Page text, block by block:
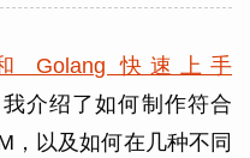
Golang 快速上手
介绍了如何制作符合
，以及如何在几种不同